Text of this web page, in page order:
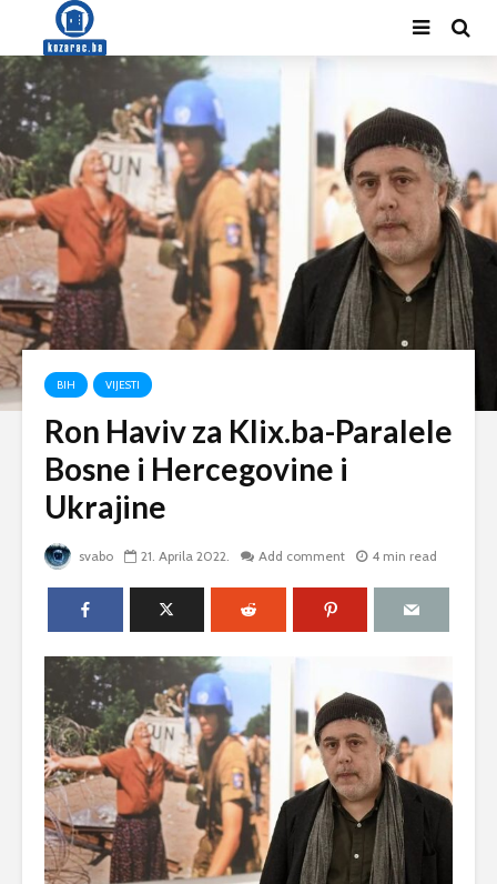
BIH VIJESTI
Ron Haviv za Klix.ba-Paralele
Bosne i Hercegovine i
Ukrajine
svabo 21. Aprila 2022. Add comment 4 min read